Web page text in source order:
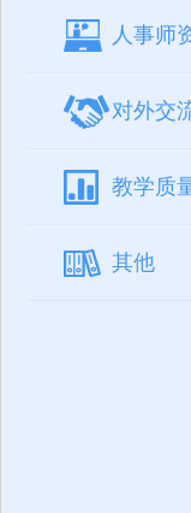
人事师
对外交
教学质
其他